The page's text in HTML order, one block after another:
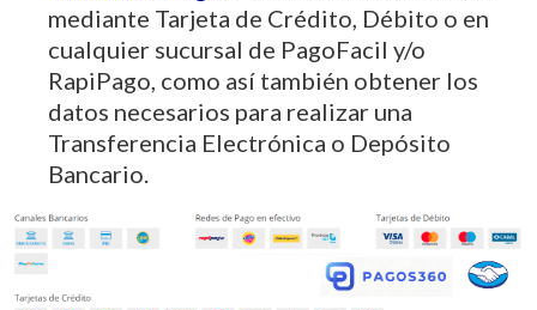
mediante Tarjeta de Crédito, Débito o en
cualquier sucursal de PagoFacil y/o
RapiPago, como así también obtener los
datos necesarios para realizar una
Transferencia Electrónica o Depósito
Bancario.